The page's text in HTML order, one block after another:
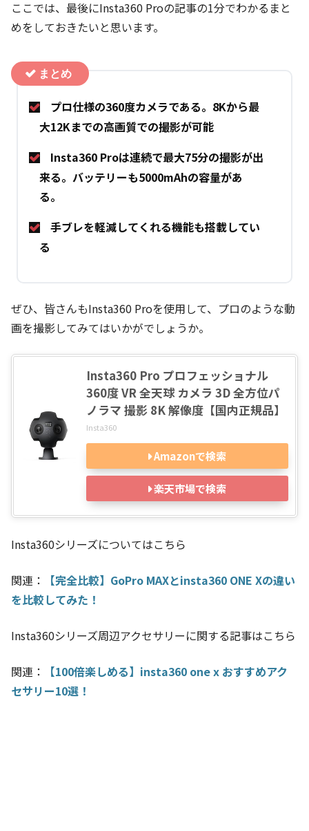
ここでは、最後にInsta360 Proの記事の1分でわかるまと
めをしておきたいと思います。
プロ仕様の360度カメラである。8Kから最
大12Kまでの高画質での撮影が可能
Insta360 Proは連続で最大75分の撮影が出
来る。バッテリーも5000mAhの容量があ
る。
手ブレを軽減してくれる機能も搭載してい
る
ぜひ、皆さんもInsta360 Proを使用して、プロのような動
画を撮影してみてはいかがでしょうか。
Insta360 Pro プロフェッショナル
360度 VR 全天球 カメラ 3D 全方位パ
ノラマ 撮影 8K 解像度【国内正規品】
Insta360
Amazonで検索
楽天市場で検索
Insta360シリーズについてはこちら
関連：
【完全比較】GoPro MAXとinsta360 ONE Xの違い
を比較してみた！
Insta360シリーズ周辺アクセサリーに関する記事はこちら
関連：
【100倍楽しめる】insta360 one x おすすめアク
セサリー10選！